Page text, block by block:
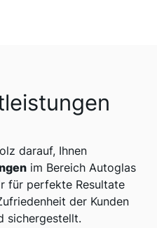
darauf, Ihnen
im Bereich Autoglas
für perfekte Resultate
der Kunden
sichergestellt.